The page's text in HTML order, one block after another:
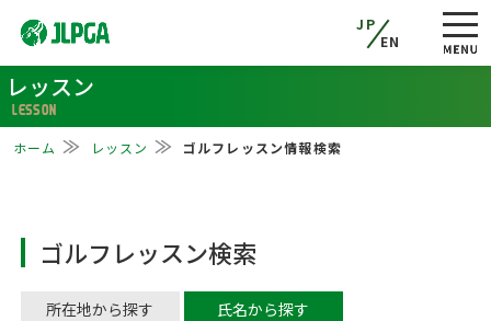
JP
EN
レッスン
LESSON
ホーム レッスン ゴルフレッスン情報検索
ゴルフレッスン検索
所在地から探す 氏名から探す